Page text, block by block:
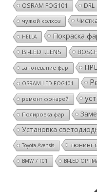
OSRAM FOG101 DRL
чужой колхоз
HELLA Покраска
BI-LED I.LENS
запотевание фар
OSRAM LED FOG101
ремонт фонарей
Полировка фар
Установка
Toyota Avensis тюнинг
BMW 7 F01 BI-LED